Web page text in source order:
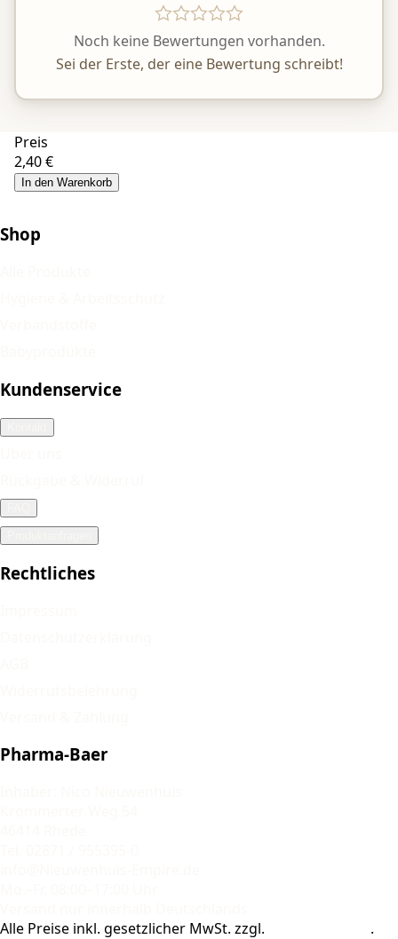
Noch keine Bewertungen vorhanden.
Sei der Erste, der eine Bewertung schreibt!
Preis
2,40 €
In den Warenkorb
Shop
Kundenservice
Rechtliches
Pharma-Baer
Alle Preise inkl. gesetzlicher MwSt. zzgl.
.